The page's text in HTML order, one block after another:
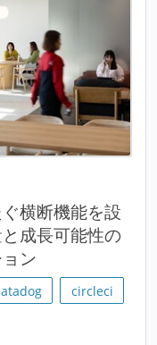
横断機能を設
成長可能性の
ン
circleci